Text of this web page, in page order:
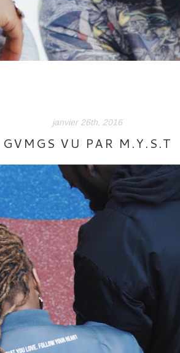
janvier 26th, 2016
GVMGS VU PAR M.Y.S.T